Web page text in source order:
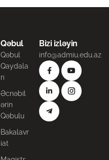
Qəbul
Qəbul
Qaydala
rı
Əcnəbil
ərin
Qəbulu
Bakalavr
iat
Bizi izləyin
info@admiu.edu.az